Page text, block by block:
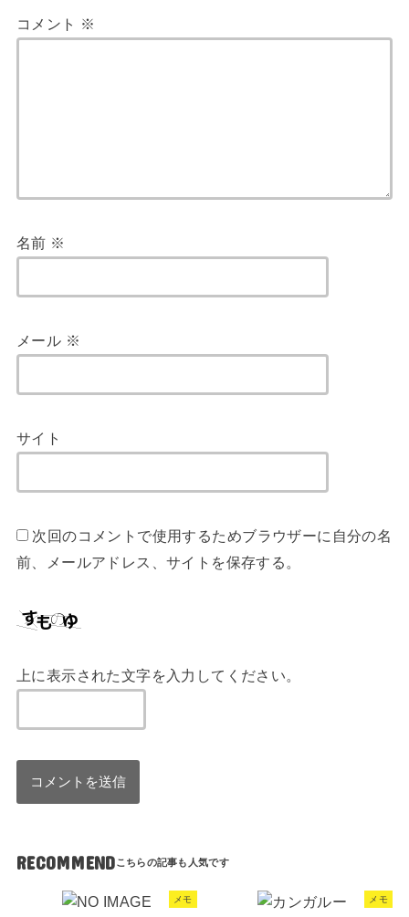
コメント ※
名前 ※
メール ※
サイト
次回のコメントで使用するためブラウザーに自分の名
前、メールアドレス、サイトを保存する。
上に表示された文字を入力してください。
RECOMMEND
メモ メモ